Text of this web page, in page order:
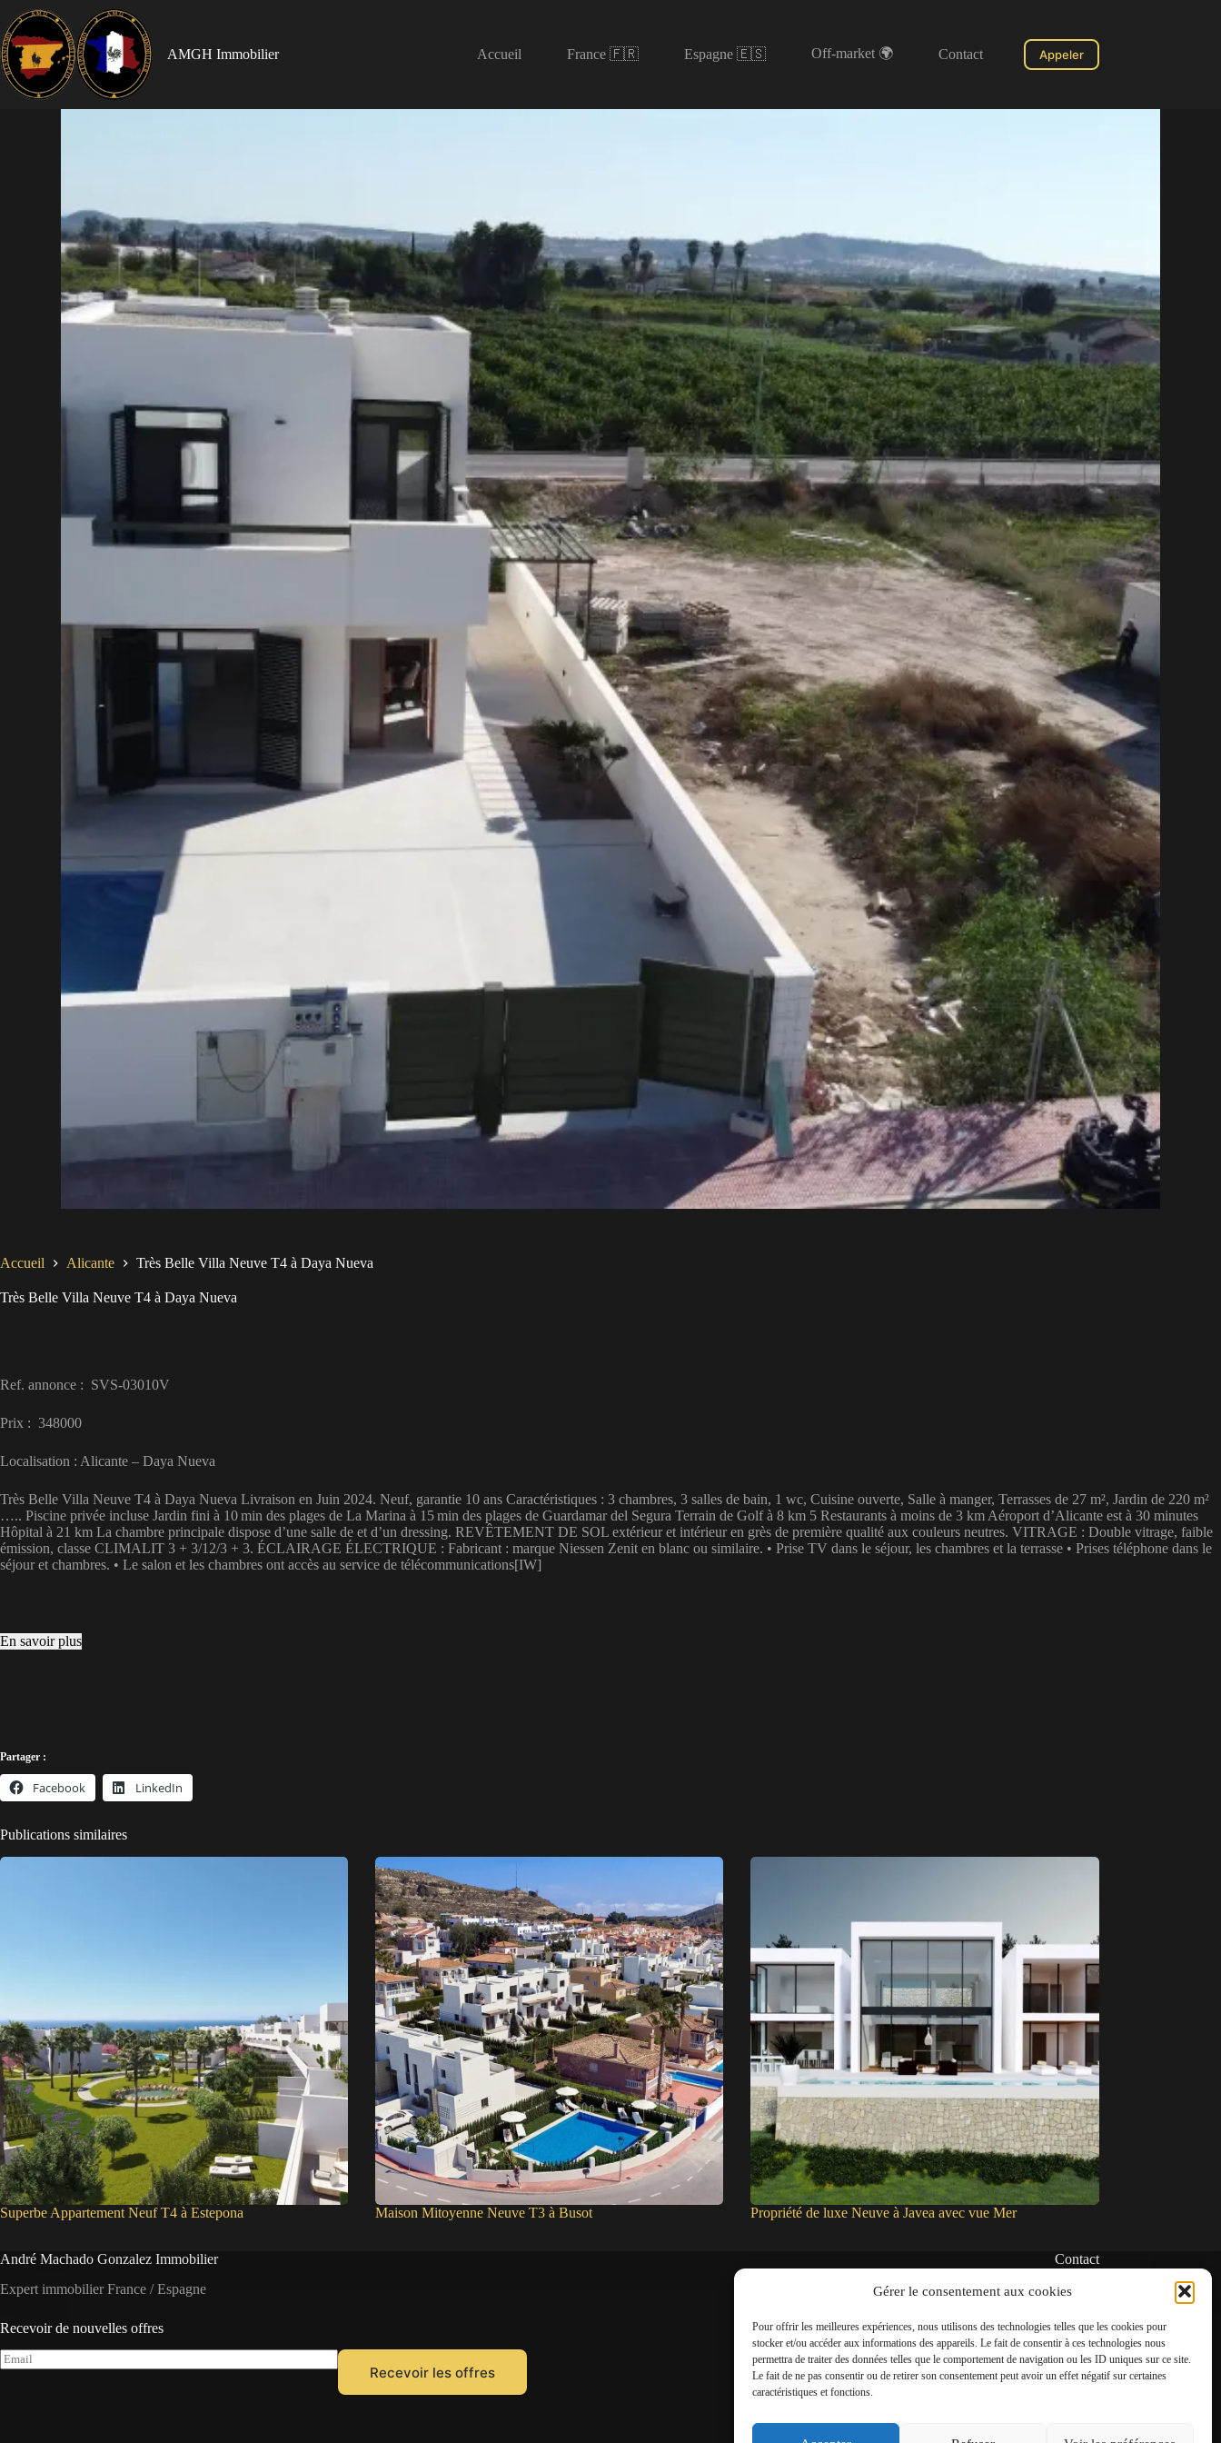
Gérer le consentement aux cookies
Pour offrir les meilleures expériences, nous utilisons des technologies telles que les cookies pour
stocker et/ou accéder aux informations des appareils. Le fait de consentir à ces technologies nous
permettra de traiter des données telles que le comportement de navigation ou les ID uniques sur ce site.
Le fait de ne pas consentir ou de retirer son consentement peut avoir un effet négatif sur certaines
caractéristiques et fonctions.
AMGH Immobilier Accueil France 🇫🇷 Espagne 🇪🇸 Off-market 🌍 Contact Appeler
Accueil Alicante Très Belle Villa Neuve T4 à Daya Nueva
Très Belle Villa Neuve T4 à Daya Nueva
Ref. annonce : SVS-03010V
Prix : 348000
Localisation : Alicante – Daya Nueva
Très Belle Villa Neuve T4 à Daya Nueva Livraison en Juin 2024. Neuf, garantie 10 ans Caractéristiques : 3 chambres, 3 salles de bain, 1 wc, Cuisine ouverte, Salle à manger, Terrasses de 27 m², Jardin de 220 m²
….. Piscine privée incluse Jardin fini à 10 min des plages de La Marina à 15 min des plages de Guardamar del Segura Terrain de Golf à 8 km 5 Restaurants à moins de 3 km Aéroport d’Alicante est à 30 minutes
Hôpital à 21 km La chambre principale dispose d’une salle de et d’un dressing. REVÊTEMENT DE SOL extérieur et intérieur en grès de première qualité aux couleurs neutres. VITRAGE : Double vitrage, faible
émission, classe CLIMALIT 3 + 3/12/3 + 3. ÉCLAIRAGE ÉLECTRIQUE : Fabricant : marque Niessen Zenit en blanc ou similaire. • Prise TV dans le séjour, les chambres et la terrasse • ​​Prises téléphone dans le
séjour et chambres. • Le salon et les chambres ont accès au service de télécommunications[IW]
En savoir plus
Partager :
Facebook LinkedIn
Publications similaires
Superbe Appartement Neuf T4 à Estepona Maison Mitoyenne Neuve T3 à Busot Propriété de luxe Neuve à Javea avec vue Mer
André Machado Gonzalez Immobilier
Expert immobilier France / Espagne
Recevoir de nouvelles offres
E
m
Recevoir les offres
Contact
✆06 22 39 73 24
✉contact@amgh-immobilier.com